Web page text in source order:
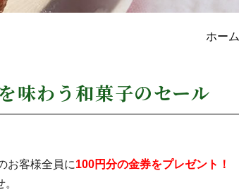
ホーム
味わう和菓子のセール
お客様全員に100円分の金券をプレゼント！